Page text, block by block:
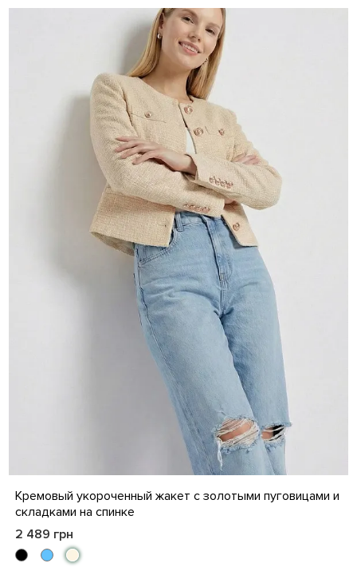
S M L XL
Кремовый укороченный жакет с золотыми пуговицами и
складками на спинке
2 489 грн